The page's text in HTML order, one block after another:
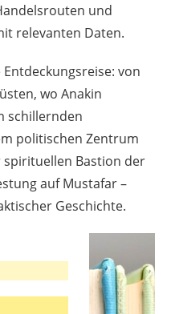
und
relevanten Daten.
von
wo Anakin
schillernden
politischen Zentrum
spirituellen Bastion der
auf Mustafar –
Geschichte.